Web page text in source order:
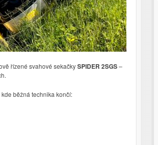
řízené svahové sekačkySPIDER 2SGS–
běžná technika končí: